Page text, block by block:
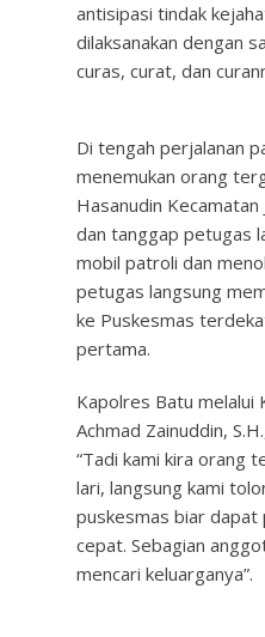
antisipasi tindak
dilaksanakan dengan
curas, curat, dan
Di tengah perjalanan
menemukan orang
Hasanudin
dan tanggap petugas
mobil patroli dan
petugas langsung
ke Puskesmas
pertama.
Kapolres Batu melalui
Achmad Zainuddin,
“Tadi kami kira orang
lari, langsung kami
puskesmas biar dapat
cepat. Sebagian
mencari keluarganya”.